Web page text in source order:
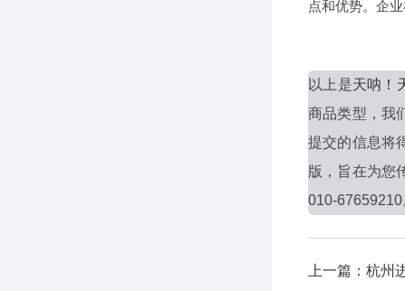
点和优势。企
以上是天呐！
商品类型，我
提交的信息将
版，旨在为您
010-67659210
上一篇：杭州